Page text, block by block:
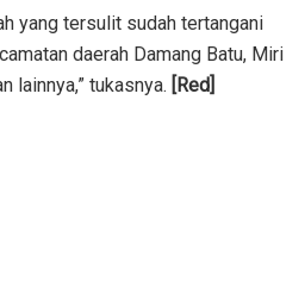
yang tersulit sudah tertangani
daerah Damang Batu, Miri
lainnya,” tukasnya. [Red]